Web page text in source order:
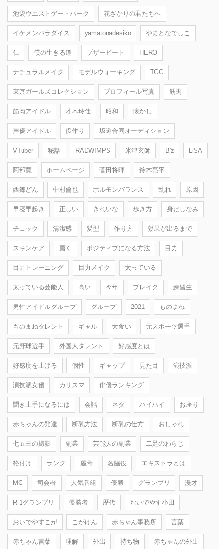
池袋ウエストゲートパーク 花ざかりの君たちへ
イケメンパラダイス yamatonadesiko やまとなでしこ
仁 僕の生きる道 ブザービート HERO
ナチュラルメイク モデルウォーキング TGC
東京ガールズコレクション プロフィール写真 筋肉
筋肉アイドル 才木玲佳 昭和 懐かし
声優アイドル 役作り 坂道合同オーディション
VTuber 秘話 RADWIMPS 米津玄師 B'z LiSA
阿部寛 ホームページ 菅田将暉 鈴木亮平
西郷どん 中村倫也 ホルモンバランス 乱れ 原因
早寝早起き 正しい きれいな 歩き方 身だしなみ
チェック 清潔感 髪型 作り方 効果が出るまで
スキンケア 磨く ポジティブになる方法 目力
目力トレーニング 目力メイク 太っている
太っている芸能人 高い 今年 ブレイク 練習生
男性アイドルグループ グループ 2021 ものまね
ものまねタレント ギャル 大食い 元スポーツ選手
元野球選手 外国人タレント 好感度とは
好感度を上げる 個性 ギャップ 見た目 演技派
演技派女優 カリスマ 俳優ランキング
聞き上手になるには 会話 ネタ ハイハイ お座り
赤ちゃんの発達 断乳方法 断乳の仕方 おしゃれ
七五三の撮影 副業 芸能人の副業 二足のわらじ
格付け ランク 屋号 名脇役 エキストラとは
MC 司会者 人気番組 優勝 グランプリ 漫才
R-1グランプリ 優勝者 歴代 おいでやす小田
おいでやすこが こがけん 赤ちゃん事務所 言葉
赤ちゃん言葉 理解 外出 持ち物 赤ちゃんの外出